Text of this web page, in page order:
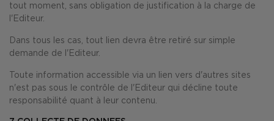
tout moment, sans obligation de justification à la charge de
l'Editeur.
Dans tous les cas, tout lien devra être retiré sur simple
demande de l'Editeur.
Toute information accessible via un lien vers d'autres sites
n'est pas sous le contrôle de l'Editeur qui décline toute
responsabilité quant à leur contenu.